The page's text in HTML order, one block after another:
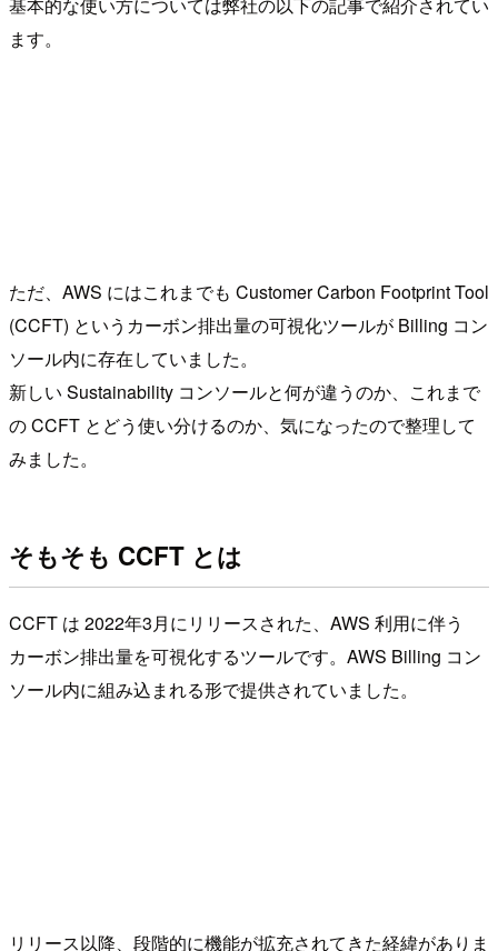
ます。
ただ、AWS にはこれまでも Customer Carbon Footprint Tool
(CCFT) というカーボン排出量の可視化ツールが Billing コン
ソール内に存在していました。
新しい Sustainability コンソールと何が違うのか、これまで
の CCFT とどう使い分けるのか、気になったので整理して
みました。
そもそも CCFT とは
CCFT は 2022年3月にリリースされた、AWS 利用に伴う
カーボン排出量を可視化するツールです。AWS Billing コン
ソール内に組み込まれる形で提供されていました。
リリース以降、段階的に機能が拡充されてきた経緯がありま